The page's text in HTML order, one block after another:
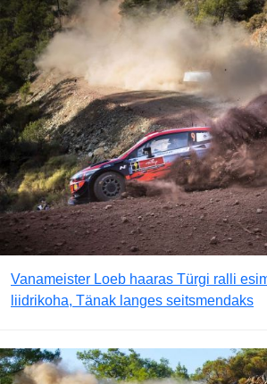
Vanameister Loeb haaras Türgi ralli
liidrikoha, Tänak langes seitsmendaks